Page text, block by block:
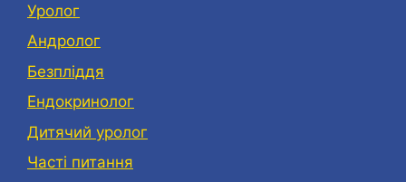
Уролог
Андролог
Безпліддя
Eндокринолог
Дитячий уролог
Часті питання